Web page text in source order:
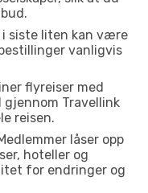
i siste liten kan være
vanligvis
flyreiser med
Travellink
reisen.
låser opp
hoteller og
for endringer og